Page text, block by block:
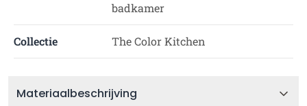
badkamer
Collectie The Color Kitchen
Materiaalbeschrijving